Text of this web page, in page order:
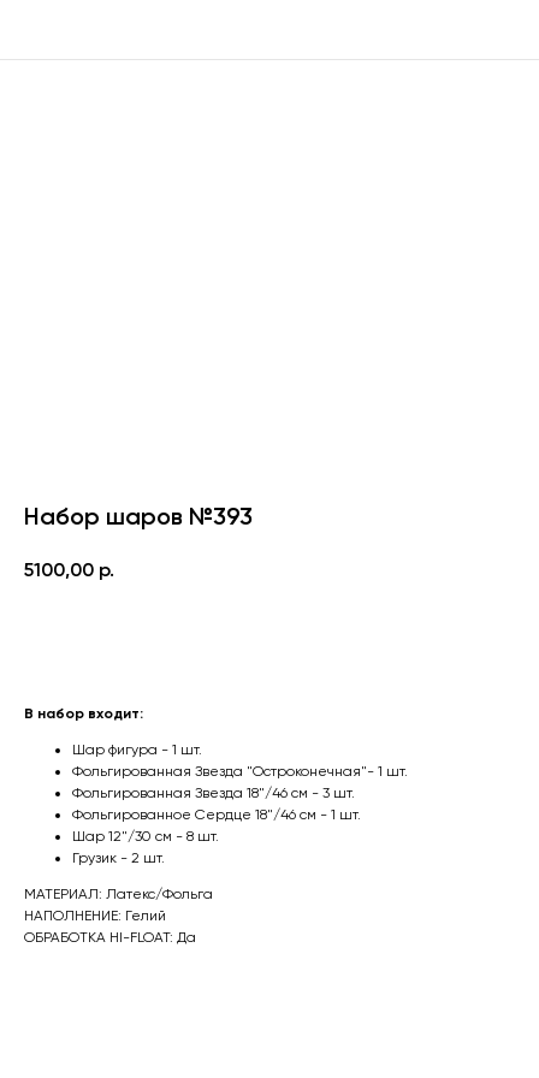
Набор шаров №393
5100,00 р.
В набор входит:
Шар фигура - 1 шт.
Фольгированная Звезда "Остроконечная"- 1 шт.
Фольгированная Звезда 18"/46 см - 3 шт.
Фольгированное Сердце 18"/46 см - 1 шт.
Шар 12"/30 см - 8 шт.
Грузик - 2 шт.
МАТЕРИАЛ: Латекс/Фольга
НАПОЛНЕНИЕ: Гелий
ОБРАБОТКА HI-FLOAT: Да